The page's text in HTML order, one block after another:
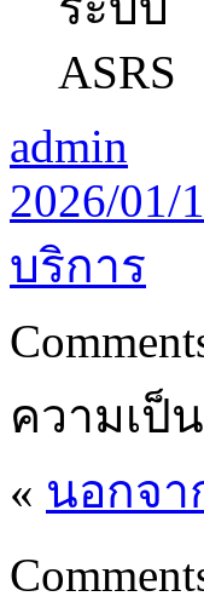
admin
2026/01/
บริการ
ความเป็
« นอกจา